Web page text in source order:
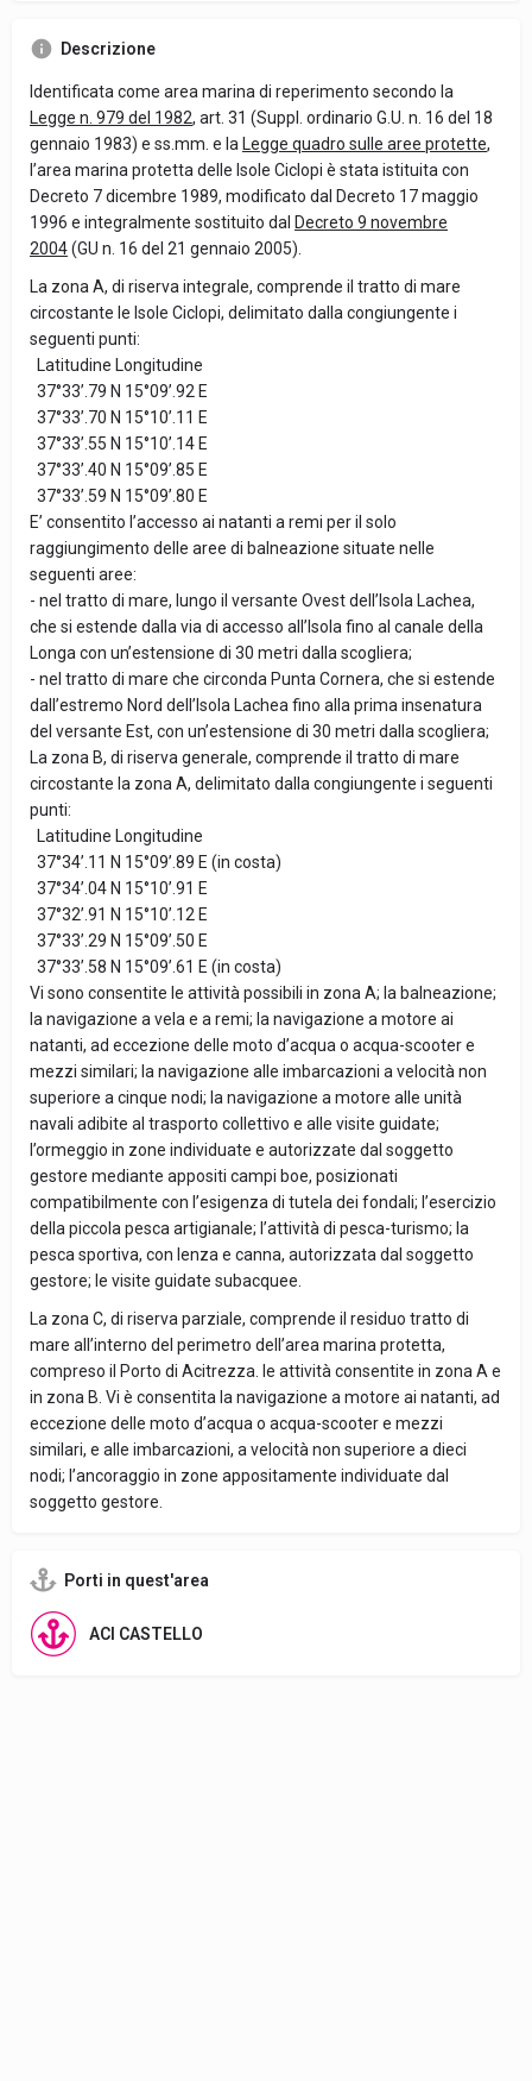
Descrizione
Identificata come area marina di reperimento secondo la
Legge n. 979 del 1982, art. 31 (Suppl. ordinario G.U. n. 16 del 18
gennaio 1983) e ss.mm. e la Legge quadro sulle aree protette,
l’area marina protetta delle Isole Ciclopi è stata istituita con
Decreto 7 dicembre 1989, modificato dal Decreto 17 maggio
1996 e integralmente sostituito dal Decreto 9 novembre
2004(GU n. 16 del 21 gennaio 2005).
La zona A, di riserva integrale, comprende il tratto di mare
circostante le Isole Ciclopi, delimitato dalla congiungente i
seguenti punti:
Latitudine Longitudine
37°33’.79 N 15°09’.92 E
37°33’.70 N 15°10’.11 E
37°33’.55 N 15°10’.14 E
37°33’.40 N 15°09’.85 E
37°33’.59 N 15°09’.80 E
E’ consentito l’accesso ai natanti a remi per il solo
raggiungimento delle aree di balneazione situate nelle
seguenti aree:
- nel tratto di mare, lungo il versante Ovest dell’Isola Lachea,
che si estende dalla via di accesso all’Isola fino al canale della
Longa con un’estensione di 30 metri dalla scogliera;
- nel tratto di mare che circonda Punta Cornera, che si estende
dall’estremo Nord dell’Isola Lachea fino alla prima insenatura
del versante Est, con un’estensione di 30 metri dalla scogliera;
La zona B, di riserva generale, comprende il tratto di mare
circostante la zona A, delimitato dalla congiungente i seguenti
punti:
Latitudine Longitudine
37°34’.11 N 15°09’.89 E (in costa)
37°34’.04 N 15°10’.91 E
37°32’.91 N 15°10’.12 E
37°33’.29 N 15°09’.50 E
37°33’.58 N 15°09’.61 E (in costa)
Vi sono consentite le attività possibili in zona A; la balneazione;
la navigazione a vela e a remi; la navigazione a motore ai
natanti, ad eccezione delle moto d’acqua o acqua-scooter e
mezzi similari; la navigazione alle imbarcazioni a velocità non
superiore a cinque nodi; la navigazione a motore alle unità
navali adibite al trasporto collettivo e alle visite guidate;
l’ormeggio in zone individuate e autorizzate dal soggetto
gestore mediante appositi campi boe, posizionati
compatibilmente con l’esigenza di tutela dei fondali; l’esercizio
della piccola pesca artigianale; l’attività di pesca-turismo; la
pesca sportiva, con lenza e canna, autorizzata dal soggetto
gestore; le visite guidate subacquee.
La zona C, di riserva parziale, comprende il residuo tratto di
mare all’interno del perimetro dell’area marina protetta,
compreso il Porto di Acitrezza. le attività consentite in zona A e
in zona B. Vi è consentita la navigazione a motore ai natanti, ad
eccezione delle moto d’acqua o acqua-scooter e mezzi
similari, e alle imbarcazioni, a velocità non superiore a dieci
nodi; l’ancoraggio in zone appositamente individuate dal
soggetto gestore.
Porti in quest'area
ACI CASTELLO